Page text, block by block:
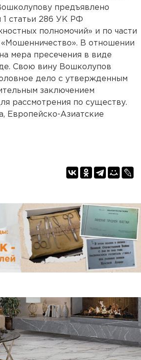
предъявлено
1 статьи 286 УК РФ
полномочий» и по части
В отношении
мера пресечения в виде
Свою вину Вошколупов
дело с утвержденным
заключением
рассмотрения по существу.
Европейско-Азиатские